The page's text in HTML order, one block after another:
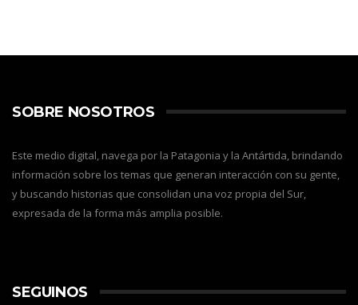
SOBRE NOSOTROS
Este medio digital, navega por la Patagonia y la Antártida, brindando
información sobre los temas que generan interacción con su gente,
y buscando historias que consolidan una voz propia del Sur,
expresada de la forma más amplia posible.
SEGUINOS